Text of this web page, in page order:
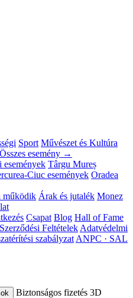
Sport Művészet és Kultúra
Összes esemény →
események Târgu Mureș
Ciuc események Oradea
működik Árak és jutalék Monez
Csapat Blog Hall of Fame
Feltételek Adatvédelmi
szabályzat ANPC · SAL
Biztonságos fizetés 3D